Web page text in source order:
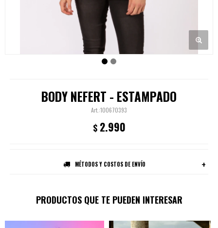
BODY NEFERT - ESTAMPADO
100670393
$ 2.990
MÉTODOS Y COSTOS DE ENVÍO
PRODUCTOS QUE TE PUEDEN INTERESAR